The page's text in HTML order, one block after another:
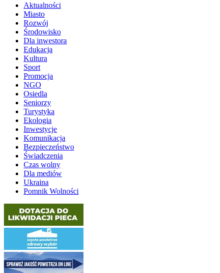
Aktualności
Miasto
Rozwój
Środowisko
Dla inwestora
Edukacja
Kultura
Sport
Promocja
NGO
Osiedla
Seniorzy
Turystyka
Ekologia
Inwestycje
Komunikacja
Bezpieczeństwo
Świadczenia
Czas wolny
Dla mediów
Ukraina
Pomnik Wolności